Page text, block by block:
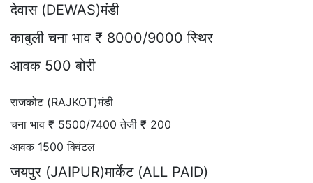
देवास (DEWAS)मंडी
काबुली चना भाव ₹ 8000/9000 स्थिर
आवक 500 बोरी
राजकोट (RAJKOT)मंडी
चना भाव ₹ 5500/7400 तेजी ₹ 200
आवक 1500 क्विंटल
जयपुर (JAIPUR)मार्केट (ALL PAID)